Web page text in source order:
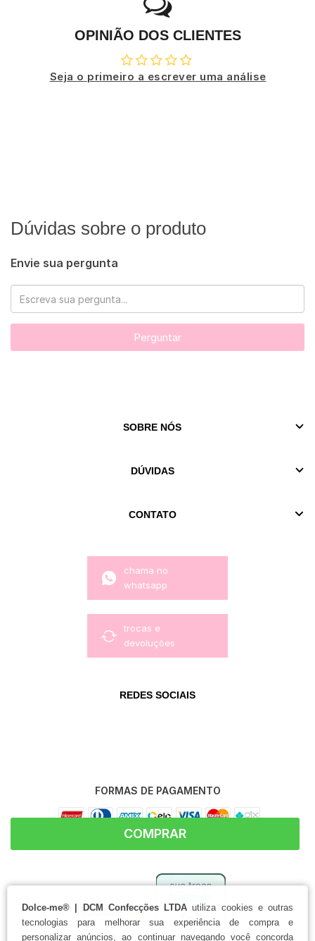
Dolce-me® | DCM Confecções LTDA utiliza cookies e outras
tecnologias para melhorar sua experiência de compra e
personalizar anúncios, ao continuar navegando você concorda
COMPRAR
OPINIÃO DOS CLIENTES
Seja o primeiro a escrever uma análise
Dúvidas sobre o produto
Envie sua pergunta
Perguntar
SOBRE NÓS
DÚVIDAS
CONTATO
chama no
whatsapp
trocas e
devoluções
REDES SOCIAIS
FORMAS DE PAGAMENTO